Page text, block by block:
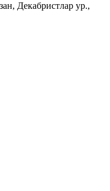
Декабристлар ур.,